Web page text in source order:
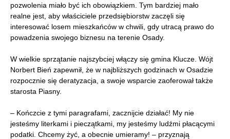
pozwolenia miało być ich obowiązkiem. Tym bardziej mało
realne jest, aby właściciele przedsiębiorstw zaczęli się
interesować losem mieszkańców w chwili, gdy utracą prawo do
powadzenia swojego biznesu na terenie Osady.
W wielkie sprzątanie najszybciej włączy się gmina Klucze. Wójt
Norbert Bień zapewnił, że w najbliższych godzinach w Osadzie
rozpocznie się deratyzacja, a swoje wsparcie zaoferował także
starosta Piasny.
– Kończcie z tymi paragrafami, zacznijcie działać! My nie
jesteśmy literkami i pieczątkami, my jesteśmy ludźmi płacącymi
podatki. Chcemy żyć, a obecnie umieramy! – przyznają